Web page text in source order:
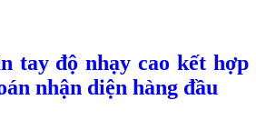
tay độ nhạy cao kết hợp
nhận diện hàng đầu